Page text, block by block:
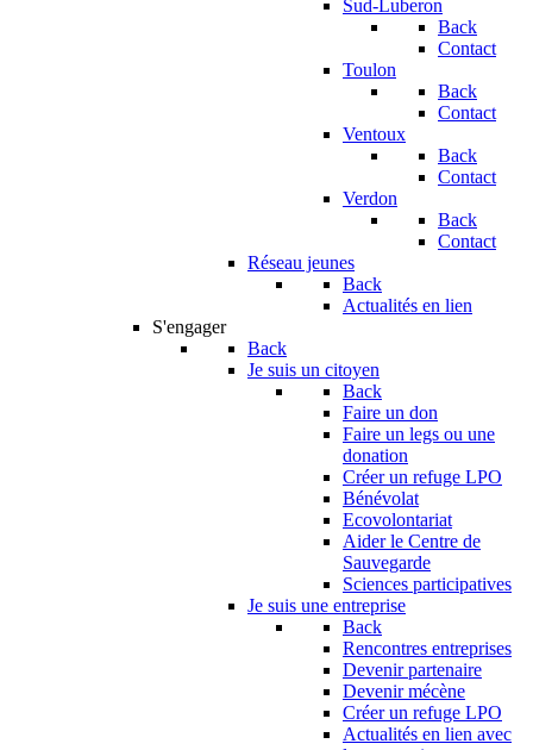
Sud-Luberon
Back
Contact
Toulon
Back
Contact
Ventoux
Back
Contact
Verdon
Back
Contact
Réseau jeunes
Back
Actualités en lien
S'engager
Back
Je suis un citoyen
Back
Faire un don
Faire un legs ou une
donation
Créer un refuge LPO
Bénévolat
Ecovolontariat
Aider le Centre de
Sauvegarde
Sciences participatives
Je suis une entreprise
Back
Rencontres entreprises
Devenir partenaire
Devenir mécène
Créer un refuge LPO
Actualités en lien avec